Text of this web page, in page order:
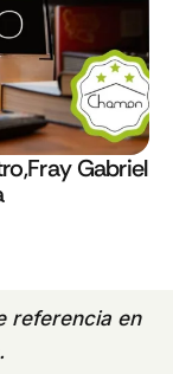
Gabriel
referencia en